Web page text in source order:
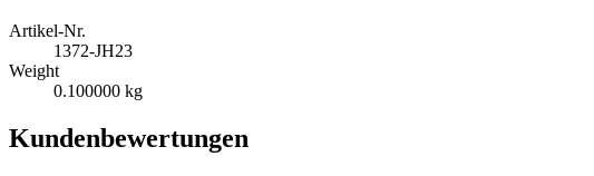
Artikel-Nr.
1372-JH23
Weight
0.100000 kg
Kundenbewertungen